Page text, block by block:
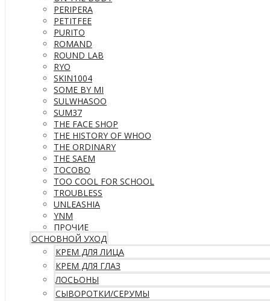
PERIPERA
PETITFEE
PURITO
ROMAND
ROUND LAB
RYO
SKIN1004
SOME BY MI
SULWHASOO
SUM37
THE FACE SHOP
THE HISTORY OF WHOO
THE ORDINARY
THE SAEM
TOCOBO
TOO COOL FOR SCHOOL
TROUBLESS
UNLEASHIA
YNM
ПРОЧИЕ
ОСНОВНОЙ УХОД
КРЕМ ДЛЯ ЛИЦА
КРЕМ ДЛЯ ГЛАЗ
ЛОСЬОНЫ
СЫВОРОТКИ/СЕРУМЫ